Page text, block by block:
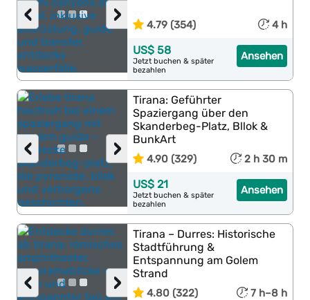
›
‹ 4.79 (354) 4 h
Ansehen
US$ 58
Jetzt buchen & später
bezahlen
›
‹
Tirana: Geführter
Spaziergang über den
Skanderbeg-Platz, Bllok &
BunkArt
4.90 (329) 2 h 30 m
Ansehen
US$ 21
Jetzt buchen & später
bezahlen
›
‹
Tirana – Durres: Historische
Stadtführung &
Entspannung am Golem
Strand
4.80 (322) 7 h–8 h